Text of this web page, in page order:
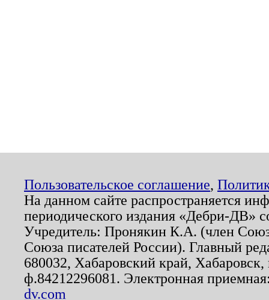
Пользовательское соглашение,
На данном сайте распространяется
периодического издания «Дебри-ДВ»
Учредитель: Пронякин К.А. (член
Союза писателей России). Главный
680032, Хабаровский край,
ф.84212296081. Электронная
dv.com